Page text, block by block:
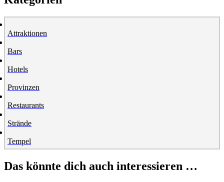
Attraktionen
Bars
Hotels
Provinzen
Restaurants
Strände
Tempel
Das könnte dich auch interessieren …